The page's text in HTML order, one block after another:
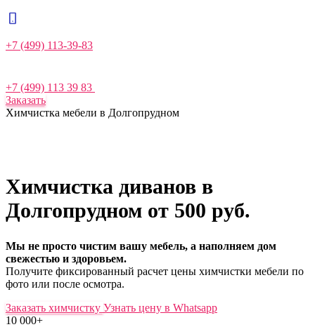
+7 (499) 113-39-83
+7 (499) 113 39 83
Заказать
Химчистка мебели в Долгопрудном
Химчистка диванов в
Долгопрудном от 500 руб.
Мы не просто чистим вашу мебель, а наполняем дом
свежестью и здоровьем.
Получите фиксированный расчет цены химчистки мебели по
фото или после осмотра.
Заказать химчистку Узнать цену в Whatsapp
10 000+